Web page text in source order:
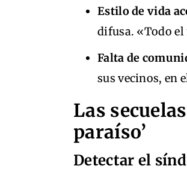
Estilo de vida
difusa. «Todo
Falta de
sus vecinos, en
Las
paraíso’
Detectar el